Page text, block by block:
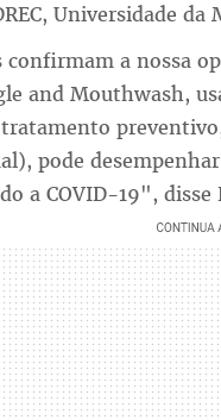
Universidade da
confirmam a nossa
and Mouthwash,
pode
a COVID-19",